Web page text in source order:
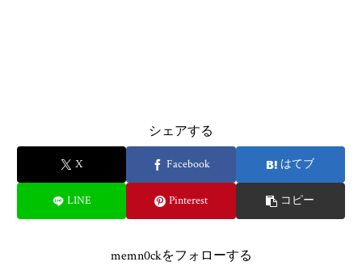
シェアする
X Facebook はてブ
LINE Pinterest コピー
memn0ckをフォローする